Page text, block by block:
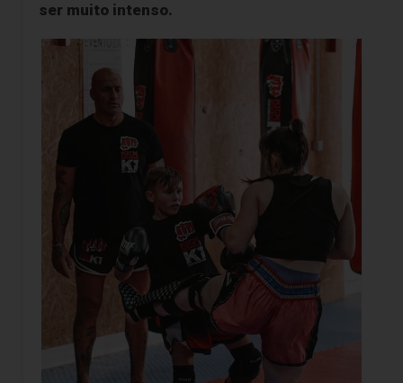
ser muito intenso.